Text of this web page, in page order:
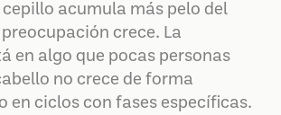
acumula más pelo del
crece. La
en algo que pocas personas
no crece de forma
en ciclos con fases específicas.